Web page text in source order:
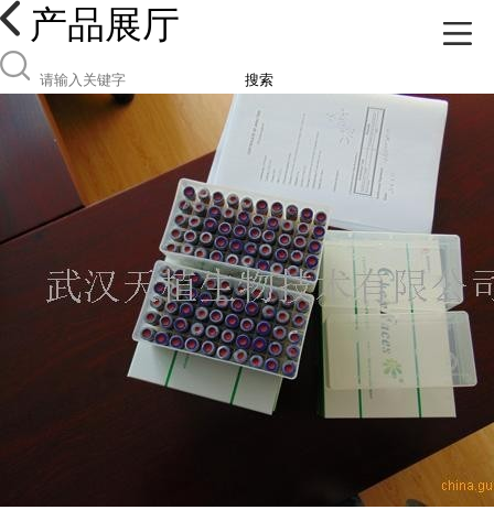
产品展厅
搜索